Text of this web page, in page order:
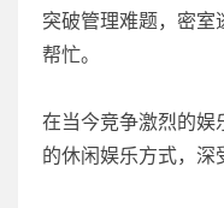
突破管理难题，密室
帮忙。
在当今竞争激烈的娱
的休闲娱乐方式，深